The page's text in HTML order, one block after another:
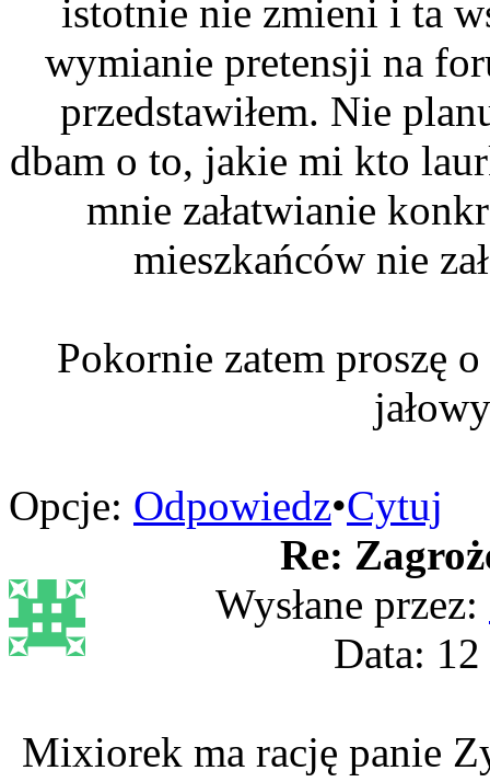
istotnie nie zmieni i ta
wymianie pretensji na
przedstawiłem. Nie
dbam o to, jakie mi kto
mnie załatwianie
mieszkańców nie
Pokornie zatem proszę
Opcje: Odpowiedz•Cytuj
Re:
Wysłane przez:
Data:
Mixiorek ma rację panie